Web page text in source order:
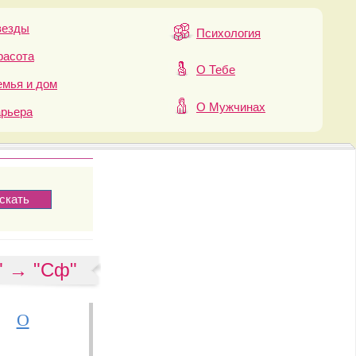
и дом
Психология
О Тебе
О Мужчинах
→ "Сф"
О